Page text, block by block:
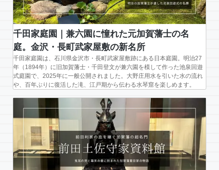
千田家庭園｜兼六園に憧れた元加賀藩士の名
庭。金沢・長町武家屋敷の新名所
千田家庭園は、石川県金沢市・長町武家屋敷跡にある日本庭園。明治27
年（1894年）に旧加賀藩士・千田登文が兼六園を模して作った池泉回遊
式庭園で、2025年に一般公開されました。大野庄用水を引いた水の流れ
や、百年ぶりに復活した滝、江戸期から伝わる水琴窟を楽しめます。